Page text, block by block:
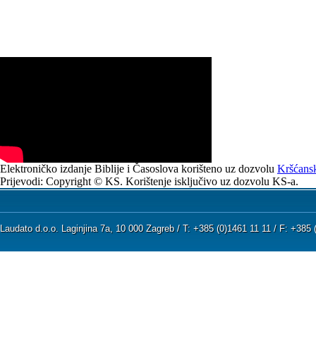
Elektroničko izdanje Biblije i Časoslova korišteno uz dozvolu
Prijevodi: Copyright © KS. Korištenje isključivo uz dozvolu KS-a.
Laudato d.o.o. Laginjina 7a, 10 000 Zagreb / T: +385 (0)1461 11 11 / F: